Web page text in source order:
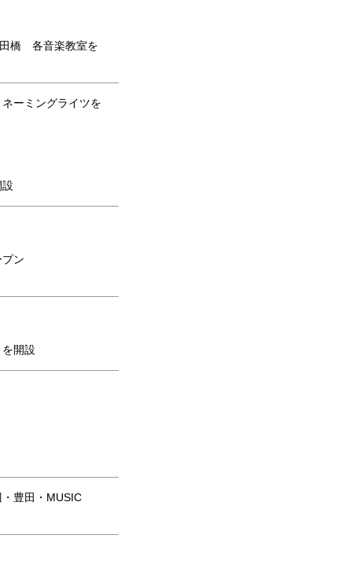
田橋 各音楽教室を
ーミングライツを
ン
開設
豊田・MUSIC